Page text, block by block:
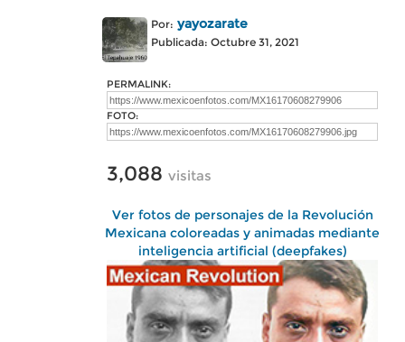
Por: yayozarate
Publicada: Octubre 31, 2021
PERMALINK:
FOTO:
3,088 visitas
Ver fotos de personajes de la Revolución
Mexicana coloreadas y animadas mediante
inteligencia artificial (deepfakes)